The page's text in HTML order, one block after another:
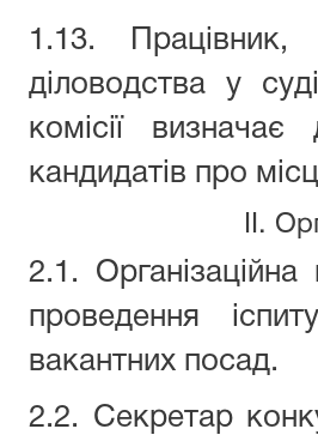
1.1 3.
діловодства у суді
комісії
кандидатів про
II.
2.1.
проведення
вакантних посад.
2.2. Секретар